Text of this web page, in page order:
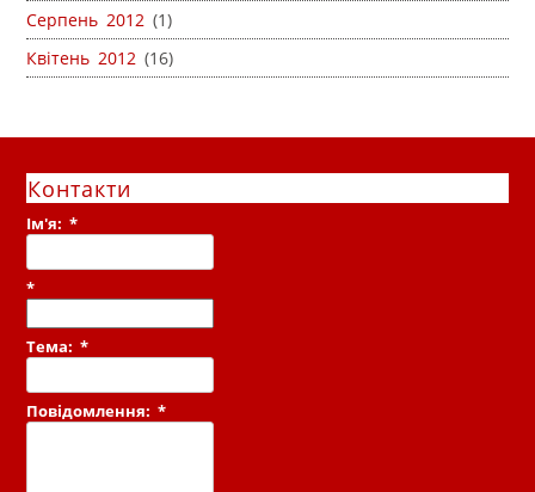
Серпень 2012 (1)
Квітень 2012 (16)
Контакти
Ім'я:*
*
Тема:*
Повідомлення:*